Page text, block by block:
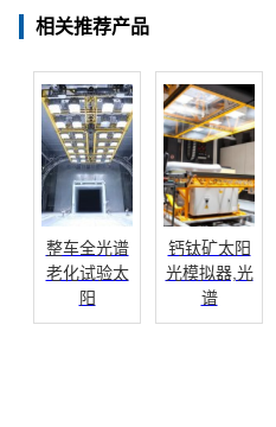
相关推荐产品
整车全光谱
老化试验太
阳
钙钛矿太阳
光模拟器,光
谱